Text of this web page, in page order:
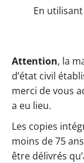
En
Attention, la
d’état civil
merci de vous
a eu lieu.
Les copies
moins de 75
être délivrés